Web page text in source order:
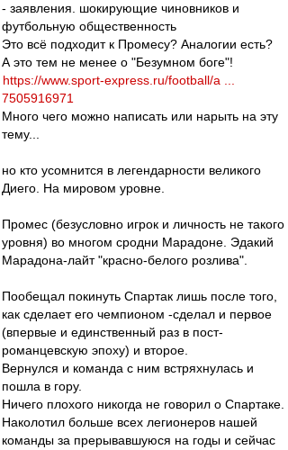
- заявления. шокирующие чиновников и
футбольную общественность
Это всё подходит к Промесу? Аналогии есть?
А это тем не менее о "Безумном боге"!
https://www.sport-express.ru/football/a ...
7505916971
Много чего можно написать или нарыть на эту
тему...
но кто усомнится в легендарности великого
Диего. На мировом уровне.
Промес (безусловно игрок и личность не такого
уровня) во многом сродни Марадоне. Эдакий
Марадона-лайт "красно-белого розлива".
Пообещал покинуть Спартак лишь после того,
как сделает его чемпионом -сделал и первое
(впервые и единственный раз в пост-
романцевскую эпоху) и второе.
Вернулся и команда с ним встряхнулась и
пошла в гору.
Ничего плохого никогда не говорил о Спартаке.
Наколотил больше всех легионеров нашей
команды за прерывавшуюся на годы и сейчас